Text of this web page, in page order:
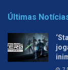
Últimas